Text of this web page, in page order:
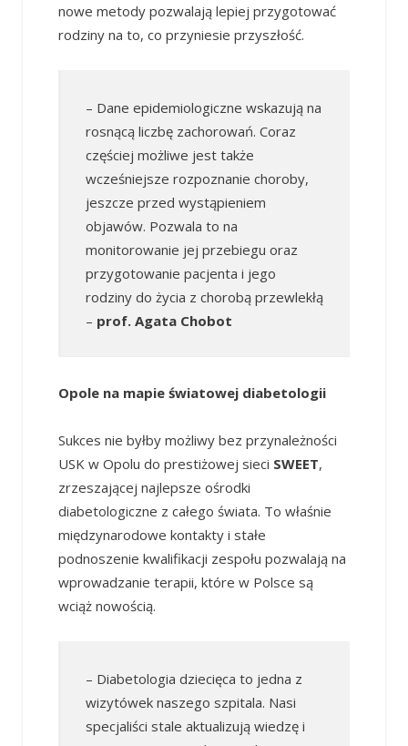
nowe metody pozwalają lepiej przygotować
rodziny na to, co przyniesie przyszłość.
– Dane epidemiologiczne wskazują na
rosnącą liczbę zachorowań. Coraz
częściej możliwe jest także
wcześniejsze rozpoznanie choroby,
jeszcze przed wystąpieniem
objawów. Pozwala to na
monitorowanie jej przebiegu oraz
przygotowanie pacjenta i jego
rodziny do życia z chorobą przewlekłą
– prof. Agata Chobot
Opole na mapie światowej diabetologii
Sukces nie byłby możliwy bez przynależności
USK w Opolu do prestiżowej sieci SWEET,
zrzeszającej najlepsze ośrodki
diabetologiczne z całego świata. To właśnie
międzynarodowe kontakty i stałe
podnoszenie kwalifikacji zespołu pozwalają na
wprowadzanie terapii, które w Polsce są
wciąż nowością.
– Diabetologia dziecięca to jedna z
wizytówek naszego szpitala. Nasi
specjaliści stale aktualizują wiedzę i